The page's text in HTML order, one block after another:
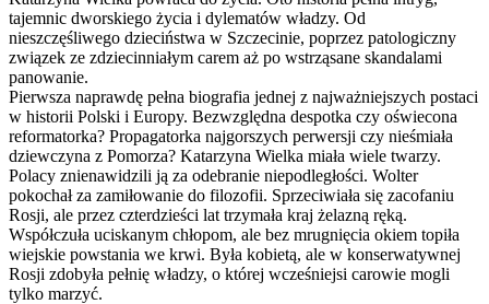
tajemnic dworskiego życia i dylematów władzy. Od
nieszczęśliwego dzieciństwa w Szczecinie, poprzez patologiczny
związek ze zdziecinniałym carem aż po wstrząsane skandalami
panowanie.
Pierwsza naprawdę pełna biografia jednej z najważniejszych postaci
w historii Polski i Europy. Bezwzględna despotka czy oświecona
reformatorka? Propagatorka najgorszych perwersji czy nieśmiała
dziewczyna z Pomorza? Katarzyna Wielka miała wiele twarzy.
Polacy znienawidzili ją za odebranie niepodległości. Wolter
pokochał za zamiłowanie do filozofii. Sprzeciwiała się zacofaniu
Rosji, ale przez czterdzieści lat trzymała kraj żelazną ręką.
Współczuła uciskanym chłopom, ale bez mrugnięcia okiem topiła
wiejskie powstania we krwi. Była kobietą, ale w konserwatywnej
Rosji zdobyła pełnię władzy, o której wcześniejsi carowie mogli
tylko marzyć.